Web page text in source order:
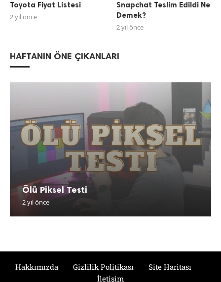
Toyota Fiyat Listesi
2 yıl önce
Snapchat Teslim Edildi Ne
Demek?
2 yıl önce
HAFTANIN ÖNE ÇIKANLARI
Ölü Piksel Testi
2 yıl önce
Hakkımızda Gizlilik Politikası
Site Haritası
İletişim